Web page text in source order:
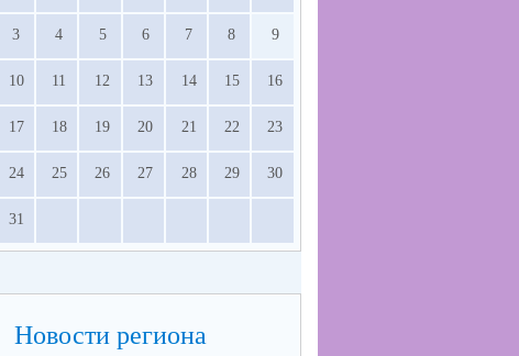
3 4 5 6 7 8 9
10 11 12 13 14 15 16
17 18 19 20 21 22 23
24 25 26 27 28 29 30
31
Новости региона